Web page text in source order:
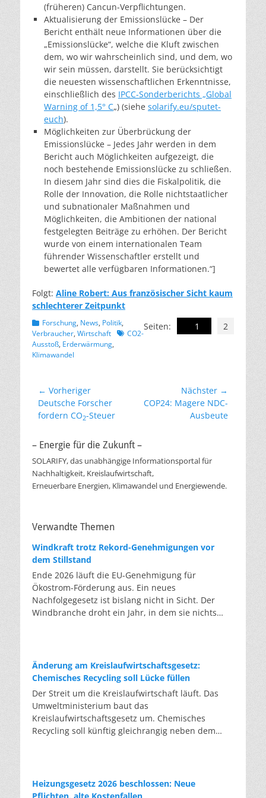
(früheren) Cancun-Verpflichtungen.
Aktualisierung der Emissionslücke – Der
Bericht enthält neue Informationen über die
„Emissionslücke“, welche die Kluft zwischen
dem, wo wir wahrscheinlich sind, und dem, wo
wir sein müssen, darstellt. Sie berücksichtigt
die neuesten wissenschaftlichen Erkenntnisse,
einschließlich des IPCC-Sonderberichts „Global
Warning of 1,5° C„) (siehe solarify.eu/sputet-
euch).
Möglichkeiten zur Überbrückung der
Emissionslücke – Jedes Jahr werden in dem
Bericht auch Möglichkeiten aufgezeigt, die
noch bestehende Emissionslücke zu schließen.
In diesem Jahr sind dies die Fiskalpolitik, die
Rolle der Innovation, die Rolle nichtstaatlicher
und subnationaler Maßnahmen und
Möglichkeiten, die Ambitionen der national
festgelegten Beiträge zu erhöhen. Der Bericht
wurde von einem internationalen Team
führender Wissenschaftler erstellt und
bewertet alle verfügbaren Informationen.“]
Folgt: Aline Robert: Aus französischer Sicht kaum
schlechterer Zeitpunkt
Seiten:
1 2
Kategorien
Forschung, News, Politik,
Verbraucher, Wirtschaft Schlagworte
CO2-
Ausstoß, Erderwärmung,
Klimawandel
Beitragsnavigation
← Vorheriger
Vorheriger
Beitrag:
Deutsche Forscher
fordern CO2-Steuer
Nächster →
Nächster
COP24: Magere NDC-
Ausbeute
– Energie für die Zukunft –
SOLARIFY, das unabhängige Informationsportal für
Nachhaltigkeit, Kreislaufwirtschaft,
Erneuerbare Energien, Klimawandel und Energiewende.
Verwandte Themen
Windkraft trotz Rekord-Genehmigungen vor
dem Stillstand
Ende 2026 läuft die EU-Genehmigung für
Ökostrom-Förderung aus. Ein neues
Nachfolgegesetz ist bislang nicht in Sicht. Der
Windbranche droht ein Jahr, in dem sie nichts
die Verfahren laufen heute deutlich schneller. Die
Halbjahresbilanz der Branche bestätigt dieses
Muster: So viele Windräder wie nie zuvor wurden
genehmigt, doch im ersten Halbjahr gingen netto
nur rund zwei Gigawatt ans Netz. Der Bestand
liegt damit bei etwa 70 Gigawatt. Das gesetzliche
Zwischenziel von 84 Gigawatt zum Jahresende ist
eine immer länger werdende Schlange baureifer
Änderung am Kreislaufwirtschaftsgesetz:
Chemisches Recycling soll Lücke füllen
Der Streit um die Kreislaufwirtschaft läuft. Das
Umweltministerium baut das
Kreislaufwirtschaftsgesetz um. Chemisches
Recycling soll künftig gleichrangig neben dem
Novelle des Kreislaufwirtschaftsgesetzes (KrWG)
in die Anhörung gegeben. Bis zum 7. August
Heizungsgesetz 2026 beschlossen: Neue